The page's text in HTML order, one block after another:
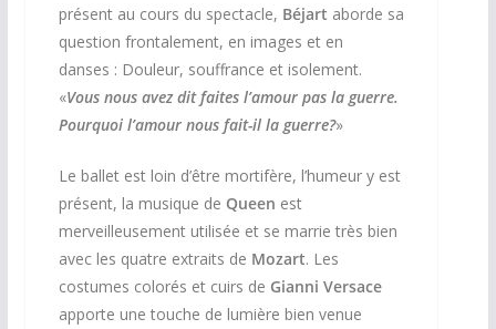
présent au cours du spectacle, Béjart aborde sa
question frontalement, en images et en
danses : Douleur, souffrance et isolement.
«Vous nous avez dit faites l’amour pas la guerre.
Pourquoi l’amour nous fait-il la guerre?»
Le ballet est loin d’être mortifère, l’humeur y est
présent, la musique de Queen est
merveilleusement utilisée et se marrie très bien
avec les quatre extraits de Mozart. Les
costumes colorés et cuirs de Gianni Versace
apporte une touche de lumière bien venue